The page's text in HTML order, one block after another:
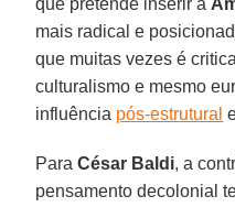
mais radical e
que muitas vezes é
culturalismo e mesmo
influência pós-estrutural
ParaCésar Baldi, a
pensamento decolonial